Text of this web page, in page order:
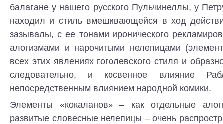
балагане у нашего русского Пульчинеллы, у
находил и стиль вмешивающейся в ход
зазывалы, с ее тонами иронического
алогизмами и нарочитыми нелепицами
всех этих явлениях гоголевского стиля и
следовательно, и косвенное влияние
непосредственным влиянием народной комики.
Элементы «кокаланов» – как отдельные
развитые словесные нелепицы – очень